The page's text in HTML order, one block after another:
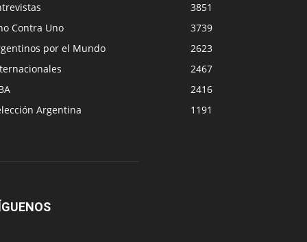
3851
Contra Uno
3739
por el Mundo
2623
2467
2416
Argentina
1191